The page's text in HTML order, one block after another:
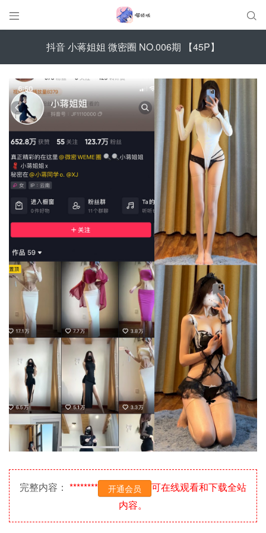
 
抖音 小蒋姐姐 微密圈 NO.006期 【45P】
完整内容： ******** 开通会员
可在线观看和下载全站
内容。